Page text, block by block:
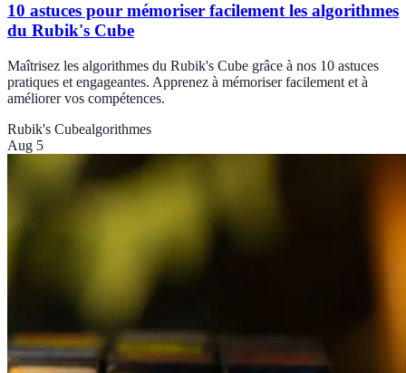
10 astuces pour mémoriser facilement les algorithmes
du Rubik's Cube
Maîtrisez les algorithmes du Rubik's Cube grâce à nos 10 astuces
pratiques et engageantes. Apprenez à mémoriser facilement et à
améliorer vos compétences.
Rubik's Cubealgorithmes
Aug 5